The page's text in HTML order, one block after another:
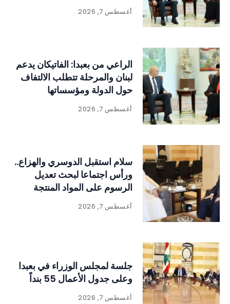
أغسطس 7, 2026
الراعي من بعبدا: الفاتيكان يدعم
لبنان والمرحلة تتطلب الالتفاف
حول الدولة ومؤسساتها
أغسطس 7, 2026
سلام استقبل الدوسري والهزاع..
ورأس اجتماعا لبحث تعديل
الرسوم على المواد المنتجة
للنفايات
أغسطس 7, 2026
جلسة لمجلس الوزراء في بعبدا
وعلى جدول الأعمال 55 بنداً
أغسطس 7, 2026